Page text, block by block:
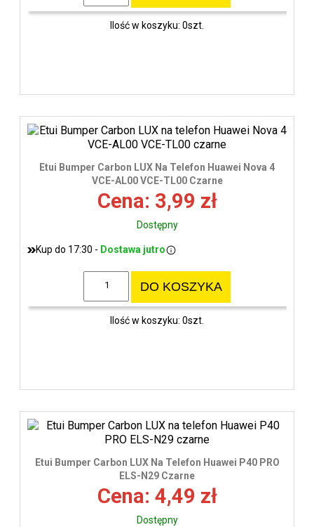
Ilość w koszyku: 0szt.
Etui Bumper Carbon LUX Na Telefon Huawei Nova 4
VCE-AL00 VCE-TL00 Czarne
Cena: 3,99 zł
Dostępny
Kup do 17:30 - Dostawa jutro
DO KOSZYKA
Ilość w koszyku: 0szt.
Etui Bumper Carbon LUX Na Telefon Huawei P40 PRO
ELS-N29 Czarne
Cena: 4,49 zł
Dostępny